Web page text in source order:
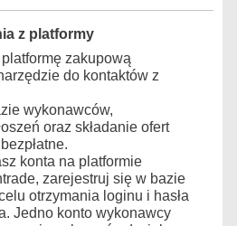
z platformy
zakupową
do kontaktów z
wykonawców,
oraz składanie ofert
konta na platformie
zarejestruj się w bazie
otrzymania loginu i hasła
Jedno konto wykonawcy